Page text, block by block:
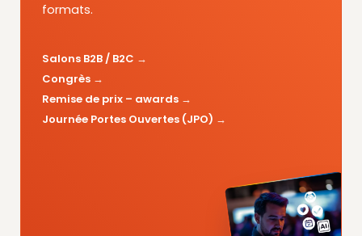
formats.
Salons B2B / B2C
Congrès
Remise de prix – awards
Journée Portes Ouvertes (JPO)